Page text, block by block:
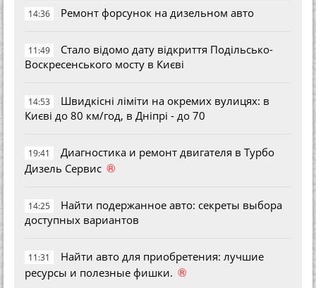
14:36 Ремонт форсунок на дизельном авто
11:49
Стало відомо дату відкриття Подільсько-
Воскресенського мосту в Києві
14:53
Швидкісні ліміти на окремих вулицях: в
Києві до 80 км/год, в Дніпрі - до 70
19:41
Диагностика и ремонт двигателя в Турбо
Дизель Сервис ®
14:25
Найти подержанное авто: секреты выбора
доступных вариантов
11:31
Найти авто для приобретения: лучшие
ресурсы и полезные фишки. ®